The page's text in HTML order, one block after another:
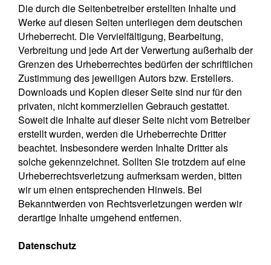
Die durch die Seitenbetreiber erstellten Inhalte und
Werke auf diesen Seiten unterliegen dem deutschen
Urheberrecht. Die Vervielfältigung, Bearbeitung,
Verbreitung und jede Art der Verwertung außerhalb der
Grenzen des Urheberrechtes bedürfen der schriftlichen
Zustimmung des jeweiligen Autors bzw. Erstellers.
Downloads und Kopien dieser Seite sind nur für den
privaten, nicht kommerziellen Gebrauch gestattet.
Soweit die Inhalte auf dieser Seite nicht vom Betreiber
erstellt wurden, werden die Urheberrechte Dritter
beachtet. Insbesondere werden Inhalte Dritter als
solche gekennzeichnet. Sollten Sie trotzdem auf eine
Urheberrechtsverletzung aufmerksam werden, bitten
wir um einen entsprechenden Hinweis. Bei
Bekanntwerden von Rechtsverletzungen werden wir
derartige Inhalte umgehend entfernen.
Datenschutz